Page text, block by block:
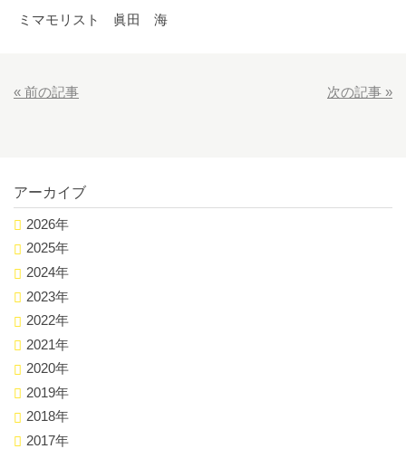
ミマモリスト 眞田 海
« 前の記事 次の記事 »
アーカイブ
2026年
2025年
2024年
2023年
2022年
2021年
2020年
2019年
2018年
2017年